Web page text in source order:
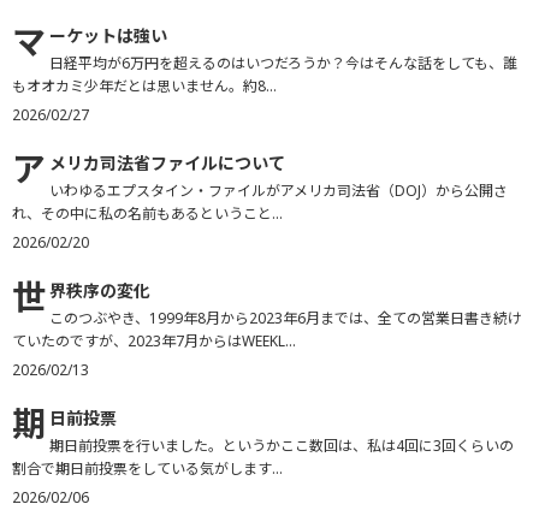
マ ーケットは強い
日経平均が6万円を超えるのはいつだろうか？今はそんな話をしても、誰
もオオカミ少年だとは思いません。約8...
2026/02/27
ア メリカ司法省ファイルについて
いわゆるエプスタイン・ファイルがアメリカ司法省（DOJ）から公開さ
れ、その中に私の名前もあるということ...
2026/02/20
世界秩序の変化
このつぶやき、1999年8月から2023年6月までは、全ての営業日書き続け
ていたのですが、2023年7月からはWEEKL...
2026/02/13
期 日前投票
期日前投票を行いました。というかここ数回は、私は4回に3回くらいの
割合で期日前投票をしている気がします...
2026/02/06